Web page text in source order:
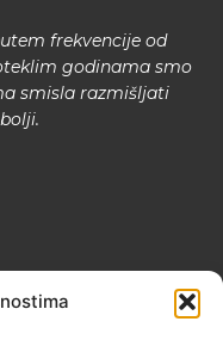
frekvencije od
godinama smo
smisla razmišljati